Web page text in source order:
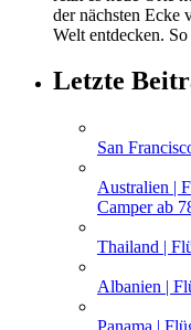
der nächsten Ecke
Welt entdecken.
Letzte
San
Australien |
Camper ab
Thailand |
Albanien |